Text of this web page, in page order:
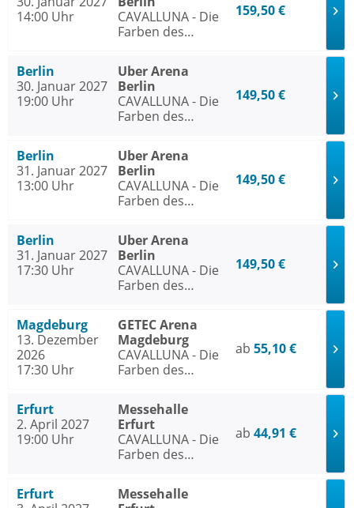
14:00 Uhr
CAVALLUNA - Die
Farben des
159,50 €
Berlin
30. Januar 2027
19:00 Uhr
Uber Arena
Berlin
CAVALLUNA - Die
Farben des
149,50 €
Berlin
31. Januar 2027
13:00 Uhr
Uber Arena
Berlin
CAVALLUNA - Die
Farben des
149,50 €
Berlin
31. Januar 2027
17:30 Uhr
Uber Arena
Berlin
CAVALLUNA - Die
Farben des
149,50 €
Magdeburg
13. Dezember
2026
17:30 Uhr
GETEC Arena
Magdeburg
CAVALLUNA - Die
Farben des
ab 55,10 €
Erfurt
2. April 2027
19:00 Uhr
Messehalle
Erfurt
CAVALLUNA - Die
Farben des
ab 44,91 €
Erfurt
Messehalle